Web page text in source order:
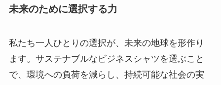
未来のために選択する力
私たち一人ひとりの選択が、未来の地球を形作り
ます。サステナブルなビジネスシャツを選ぶこと
で、環境への負荷を減らし、持続可能な社会の実